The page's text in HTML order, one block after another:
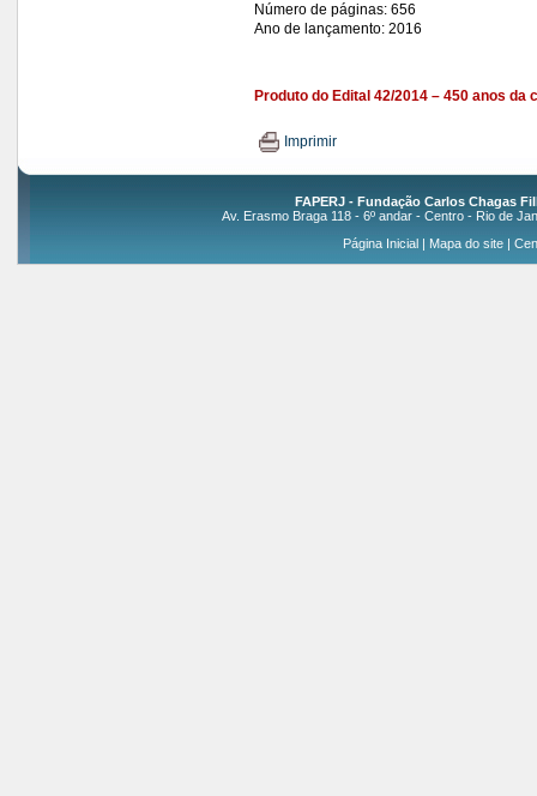
Número de páginas: 656
Ano de lançamento: 2016
Produto do Edital 42/2014 – 450 anos da
Imprimir
FAPERJ - Fundação Carlos Chagas
Av. Erasmo Braga 118 - 6º andar - Centro - Rio de
Página Inicial| Mapa do site|